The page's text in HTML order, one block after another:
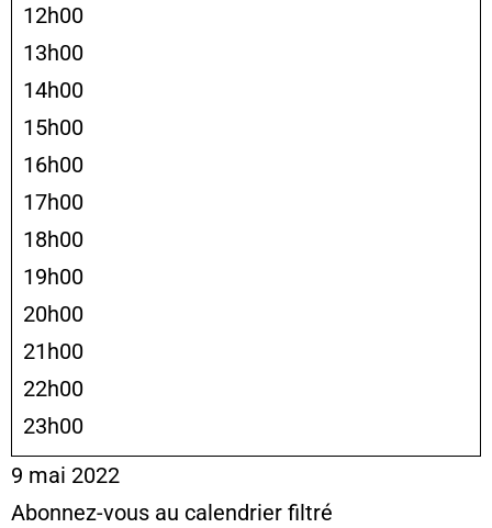
12h00
13h00
14h00
15h00
16h00
17h00
18h00
19h00
20h00
21h00
22h00
23h00
9 mai 2022
Abonnez-vous au calendrier filtré